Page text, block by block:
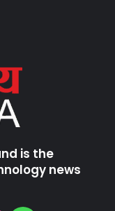
is the
news